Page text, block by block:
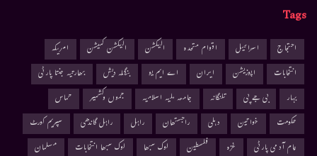
Tags
احتجاج اسرائیل اقوام متحدہ الیکشن الیکشن کمیشن
امریکہ
انتخابات
اپوزیشن ایران اے ایم یو بنگلہ دیش
بھارتیہ جنتا پارٹی
بہار
بی جے پی تلنگانہ جامعہ ملیہ اسلامیہ جموں وکشمیر
حماس
حکومت
خواتین دہلی راجستھان راہل راہل گاندھی
سپریم کورٹ
عام آدمی پارٹی
غزہ فلسطین لوک سبھا لوک سبھا انتخابات مسلمان